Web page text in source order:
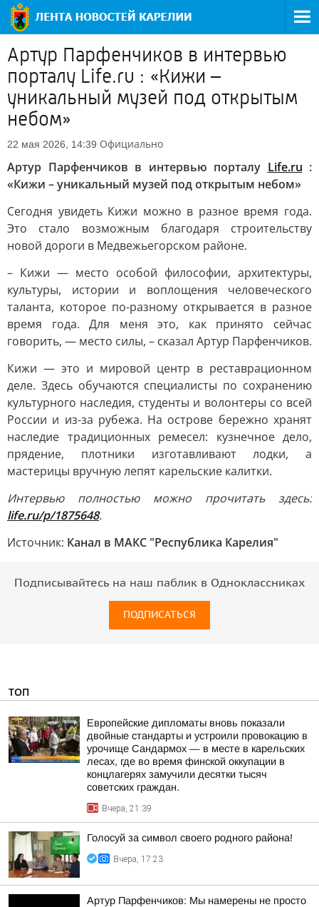
Артур Парфенчиков в интервью
порталу Life.ru : «Кижи –
уникальный музей под открытым
небом»
22 мая 2026, 14:39 Официально
Артур Парфенчиков в интервью порталу Life.ru :
«Кижи – уникальный музей под открытым небом»
Сегодня увидеть Кижи можно в разное время года.
Это стало возможным благодаря строительству
новой дороги в Медвежьегорском районе.
– Кижи — место особой философии, архитектуры,
культуры, истории и воплощения человеческого
таланта, которое по-разному открывается в разное
время года. Для меня это, как принято сейчас
говорить, — место силы, – сказал Артур Парфенчиков.
Кижи — это и мировой центр в реставрационном
деле. Здесь обучаются специалисты по сохранению
культурного наследия, студенты и волонтеры со всей
России и из-за рубежа. На острове бережно хранят
наследие традиционных ремесел: кузнечное дело,
прядение, плотники изготавливают лодки, а
мастерицы вручную лепят карельские калитки.
Интервью полностью можно прочитать здесь:
life.ru/p/1875648.
Источник: Канал в МАКС "Республика Карелия"
Подписывайтесь на наш паблик в Одноклассниках
ПОДПИСАТЬСЯ
ТОП
Европейские дипломаты вновь показали
двойные стандарты и устроили провокацию в
урочище Сандармох — в месте в карельских
лесах, где во время финской оккупации в
концлагерях замучили десятки тысяч
советских граждан.
Вчера, 21:39
Голосуй за символ своего родного района!
Вчера, 17:23
Артур Парфенчиков: Мы намерены не просто